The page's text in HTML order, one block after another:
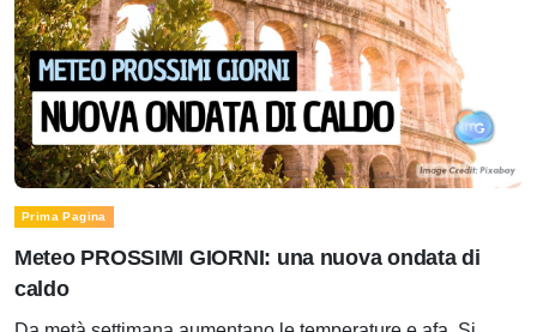
Prima Pagina
Meteo PROSSIMI GIORNI: una nuova ondata di
caldo